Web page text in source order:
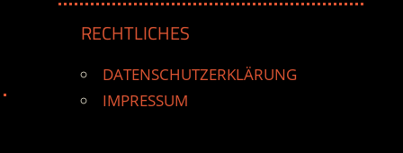
RECHTLICHES
DATENSCHUTZERKLÄRUNG
IMPRESSUM